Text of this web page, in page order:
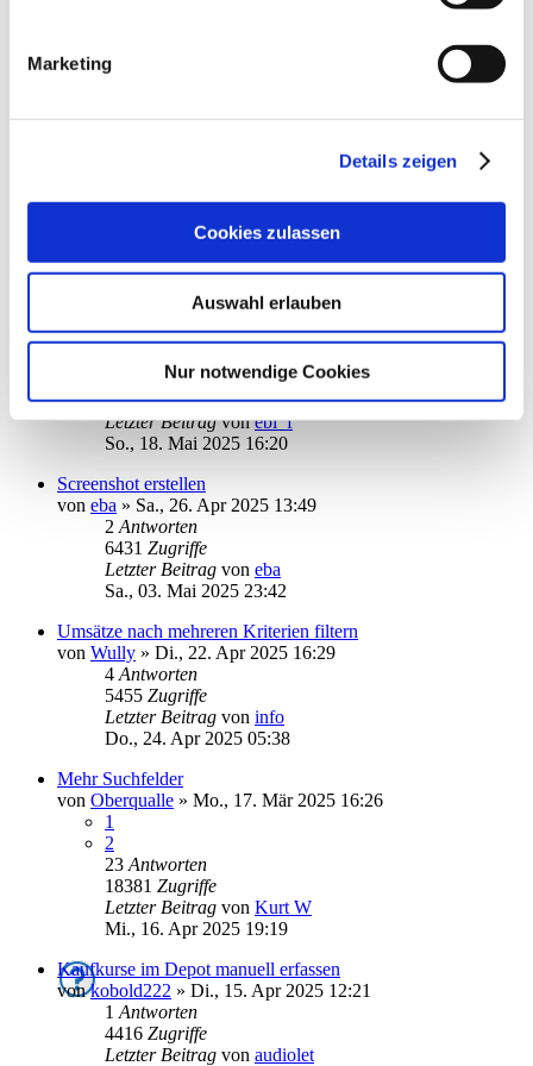
Marketing
Details zeigen
Cookies zulassen
Auswahl erlauben
Nur notwendige Cookies
2
Letzter BeitragvonPapakai
Antworten
Letzter Beitragvonerbhofbauer
Mi., 21. Mai 2025 08:01
Passwort Problem
Antworten
4434Zugriffe
Letzter Beitragvonebi_f
So., 18. Mai 2025 16:20
Screenshot erstellen
von eba » Sa., 26. Apr 2025 13:49
2 Antworten
6431 Zugriffe
Letzter Beitrag von eba
Sa., 03. Mai 2025 23:42
Umsätze nach mehreren Kriterien filtern
von Wully » Di., 22. Apr 2025 16:29
4 Antworten
5455 Zugriffe
Letzter Beitrag von info
Do., 24. Apr 2025 05:38
Mehr Suchfelder
von Oberqualle » Mo., 17. Mär 2025 16:26
1
2
23 Antworten
18381 Zugriffe
Letzter Beitrag von Kurt W
Mi., 16. Apr 2025 19:19
Kaufkurse im Depot manuell erfassen
vonkobold222 » Di., 15. Apr 2025 12:21
1 Antworten
4416 Zugriffe
Letzter Beitrag von audiolet